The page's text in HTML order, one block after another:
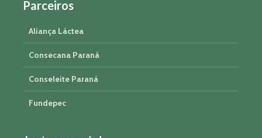
Parceiros
Aliança Láctea
Consecana Paraná
Conseleite Paraná
Fundepec